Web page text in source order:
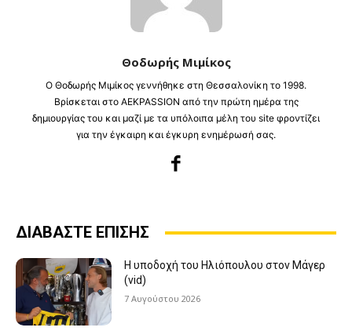
Θοδωρής Μιμίκος
Ο Θοδωρής Μιμίκος γεννήθηκε στη Θεσσαλονίκη το 1998.
Βρίσκεται στο AEKPASSION από την πρώτη ημέρα της
δημιουργίας του και μαζί με τα υπόλοιπα μέλη του site φροντίζει
για την έγκαιρη και έγκυρη ενημέρωσή σας.
ΔΙΑΒΑΣΤΕ ΕΠΙΣΗΣ
Η υποδοχή του Ηλιόπουλου στον Μάγερ
(vid)
7 Αυγούστου 2026